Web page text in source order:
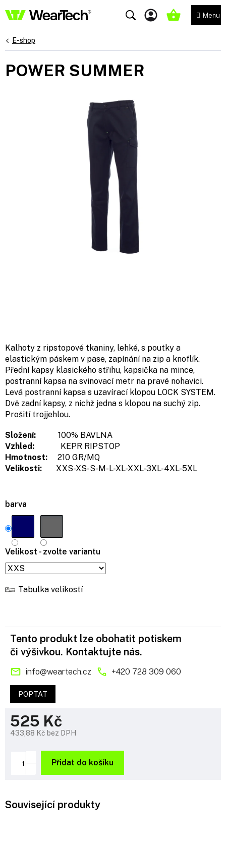
na
NÁKUPNÍ
E-shop
POWER SUMMER
barva
Velikost - zvolte variantu
Tabulka velikostí
Kalhoty z ripstopové tkaniny, lehké, s poutky a
elastickým páskem v pase, zapínání na zip a knoflík.
Přední kapsy klasického střihu, kapsička na mince,
postranní kapsa na svinovací metr na pravé nohavici.
Levá postranní kapsa s uzavírací klopou LOCK SYSTEM.
Dvě zadní kapsy, z nichž jedna s klopou na suchý zip.
Prošití trojjehlou.
Složení:
100% BAVLNA
Vzhled:
KEPR RIPSTOP
Hmotnost:
210 GR/MQ
Velikosti:
XXS-XS-S-M-L-XL-XXL-3XL-4XL-5XL
525 Kč
433,88 Kč bez DPH
cena:
Přidat do košíku
Tento produkt lze obohatit potiskem
či výšivkou. Kontaktujte nás.
info@weartech.cz +420 728 309 060
POPTAT
Související produkty